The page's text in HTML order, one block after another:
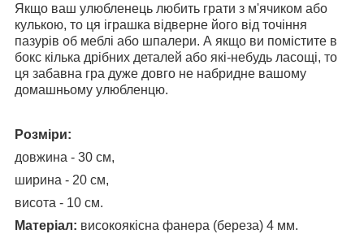
Якщо ваш улюбленець любить грати з м'ячиком або
кулькою, то ця іграшка відверне його від точіння
пазурів об меблі або шпалери. А якщо ви помістите в
бокс кілька дрібних деталей або які-небудь ласощі, то
ця забавна гра дуже довго не набридне вашому
домашньому улюбленцю.
Розміри:
довжина - 30 см,
ширина - 20 см,
висота - 10 см.
Матеріал: високоякісна фанера (береза) 4 мм.